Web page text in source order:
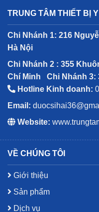
TRUNG TÂM THIẾT BỊ
Chi Nhánh 1: 216
Hà Nội
Chi Nhánh 2 : 355
Chí Minh
Chi Nhánh 3:
Hotline Kinh doanh:
Email:
Website:
VỀ CHÚNG TÔI
Giới thiệu
Sản phẩm
Dịch vụ